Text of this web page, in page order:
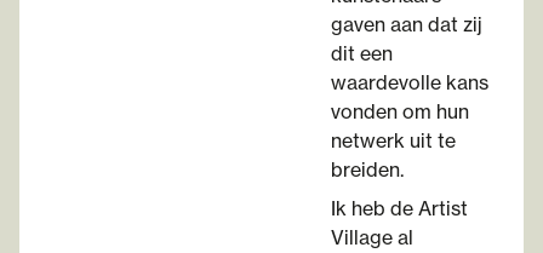
gaven aan dat zij
dit een
waardevolle kans
vonden om hun
netwerk uit te
breiden.
Ik heb de Artist
Village al